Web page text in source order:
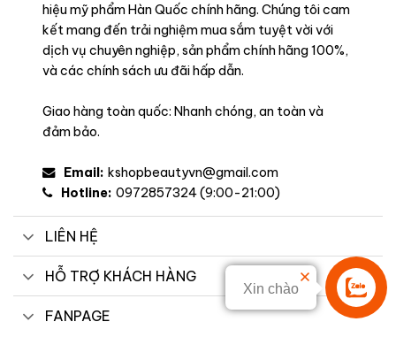
Liên hệ
Xin chào
hiệu mỹ phẩm Hàn Quốc chính hãng. Chúng tôi cam
kết mang đến trải nghiệm mua sắm tuyệt vời với
dịch vụ chuyên nghiệp, sản phẩm chính hãng 100%,
và các chính sách ưu đãi hấp dẫn.
Giao hàng toàn quốc: Nhanh chóng, an toàn và
đảm bảo.
Email: kshopbeautyvn@gmail.com
Hotline: 0972857324 (9:00-21:00)
LIÊN HỆ
HỖ TRỢ KHÁCH HÀNG
FANPAGE